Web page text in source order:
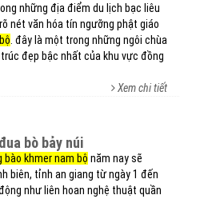
những địa điểm du lịch bạc liêu
nét văn hóa tín ngưỡng phật giáo
. đây là một trong những ngôi chùa
đẹp bậc nhất của khu vực đồng
Xem chi tiết
bò bảy núi
bào khmer nam bộ năm nay sẽ
biên, tỉnh an giang từ ngày 1 đến
như liên hoan nghệ thuật quần